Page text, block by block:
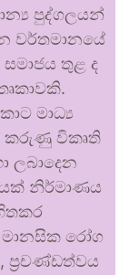
පුද්ගලයන්
වර්තමානයේ
තුළ ද
මාධ්‍ය
කරුණු විකෘති
ලබාදෙන
නිර්මාණය
රෝග
ප්‍රචණ්ඩත්වය